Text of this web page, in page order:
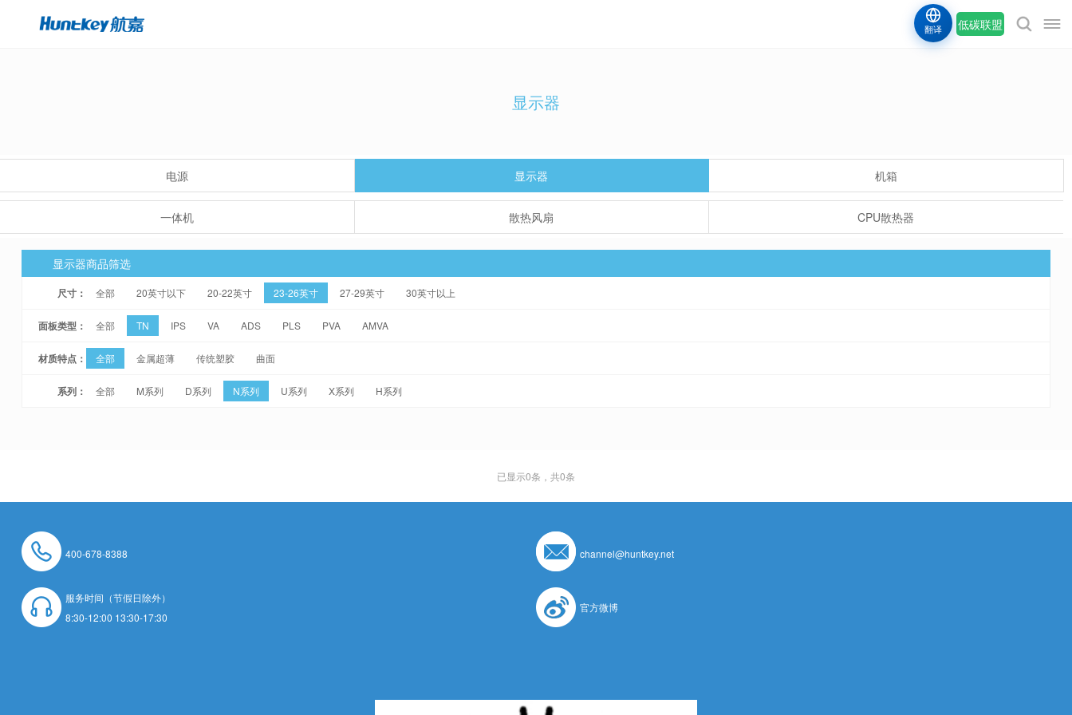
低碳联盟
翻译
显示器
电源 显示器 机箱
一体机 散热风扇 CPU散热器
显示器商品筛选
尺寸： 全部 20英寸以下 20-22英寸 23-26英寸 27-29英寸 30英寸以上
面板类型： 全部 TN IPS VA ADS PLS PVA AMVA
材质特点： 全部 金属超薄 传统塑胶 曲面
系列： 全部 M系列 D系列 N系列 U系列 X系列 H系列
已显示0条，共0条
400-678-8388 channel@huntkey.net
服务时间（节假日除外）
8:30-12:00 13:30-17:30
官方微博